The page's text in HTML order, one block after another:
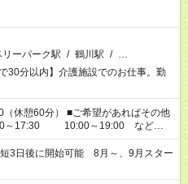
ーパーク駅 / 鶴川駅 / …
30分以内】介護施設でのお仕事。勤
ご希望があればその他
～17:30 10:00～19:00 など
い」 「できれば残業はしたくない」
たお仕事をご紹介します！ ※Wワ
仕事で希望する勤務時間と、もう1つ
で週40時間を超える場合は応募でき
3日後に開始可能 8月～、9月スター